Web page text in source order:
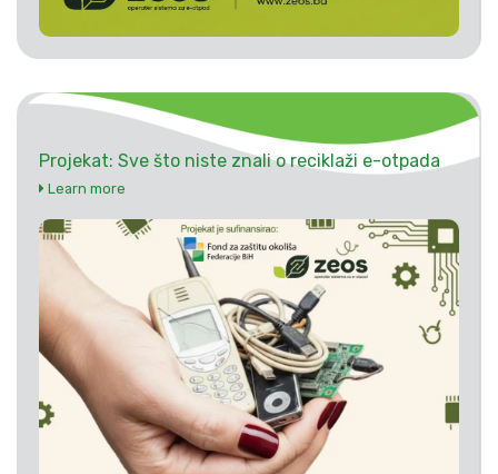
Projekat: Sve što niste znali o reciklaži e-otpada
Learn more